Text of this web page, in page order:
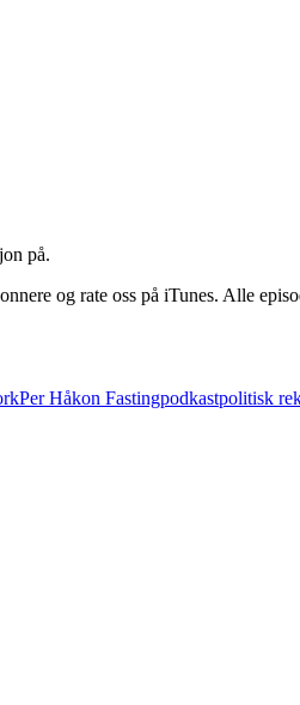
på.
og rate oss på iTunes. Alle
Per Håkon Fastingpodkastpolitisk